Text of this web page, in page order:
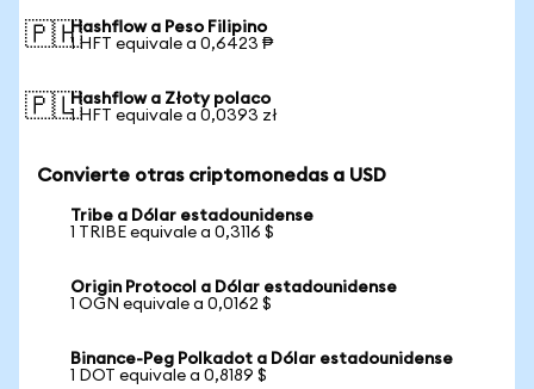
🇵🇭Hashflow a Peso Filipino
1 HFT equivale a 0,6423 ₱
🇵🇱Hashflow a Złoty polaco
1 HFT equivale a 0,0393 zł
Convierte otras criptomonedas a USD
Tribe a Dólar estadounidense
1 TRIBE equivale a 0,3116 $
Origin Protocol a Dólar estadounidense
1 OGN equivale a 0,0162 $
Binance-Peg Polkadot a Dólar estadounidense
1 DOT equivale a 0,8189 $